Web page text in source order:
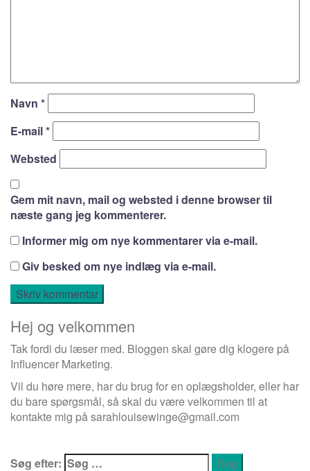
Navn *
E-mail*
Websted
Gem mit navn, mail og websted i denne browser til
næste gang jeg kommenterer.
Informer mig om nye kommentarer via e-mail.
Giv besked om nye indlæg via e-mail.
Hej og velkommen
Tak fordi du læser med. Bloggen skal gøre dig klogere på
Influencer Marketing.
Vil du høre mere, har du brug for en oplægsholder, eller har
du bare spørgsmål, så skal du være velkommen til at
kontakte mig påsarahlouisewinge@gmail.com
Søg efter: